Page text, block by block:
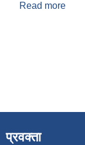
Read more
प्रवक्ता